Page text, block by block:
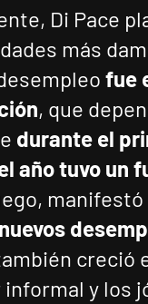
Di Pace
más
fue
, que
durante el
año tuvo un
manifestó
creció
y los